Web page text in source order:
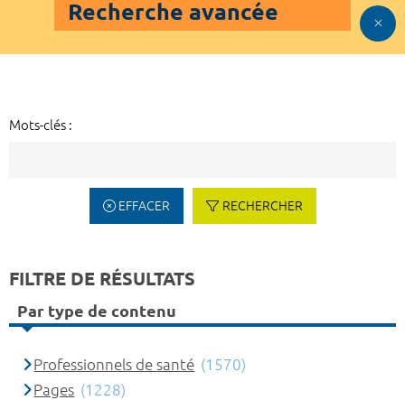
Recherche avancée
Mots-clés :
EFFACER RECHERCHER
FILTRE DE RÉSULTATS
Par type de contenu
Professionnels de santé (1570)
Pages (1228)